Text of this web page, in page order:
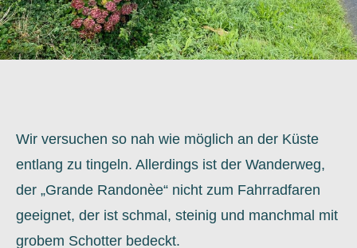
Wir versuchen so nah wie möglich an der Küste
entlang zu tingeln. Allerdings ist der Wanderweg,
der „Grande Randonèe“ nicht zum Fahrradfaren
geeignet, der ist schmal, steinig und manchmal mit
grobem Schotter bedeckt.